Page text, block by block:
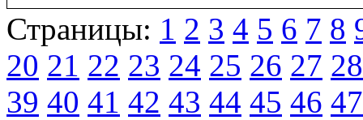
Страницы: 1 2 3 4 5 6 7 8
20 21 22 23 24 25 26 27 28
39 40 41 42 43 44 45 46 47